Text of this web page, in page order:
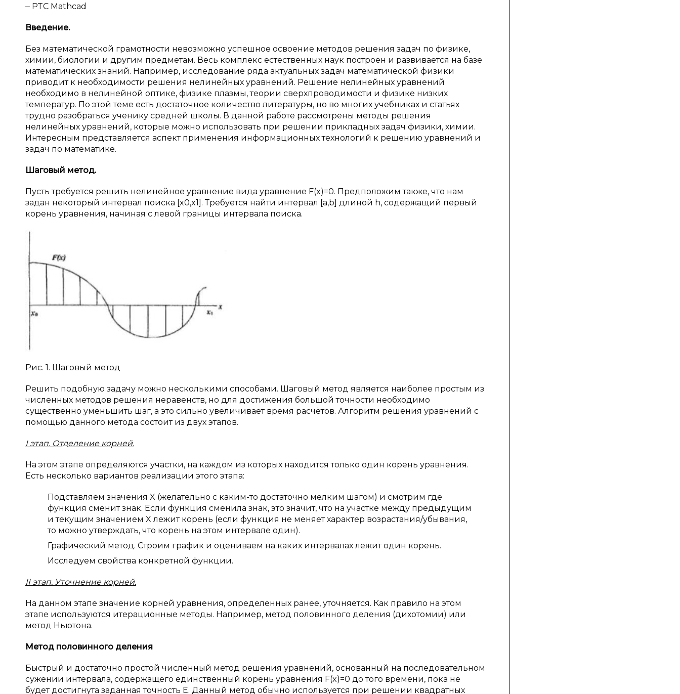
‒ PTC Mathcad
Введение.
Без математической грамотности невозможно успешное освоение методов решения задач по физике,
химии, биологии и другим предметам. Весь комплекс естественных наук построен и развивается на базе
математических знаний. Например, исследование ряда актуальных задач математической физики
приводит к необходимости решения нелинейных уравнений. Решение нелинейных уравнений
необходимо в нелинейной оптике, физике плазмы, теории сверхпроводимости и физике низких
температур. По этой теме есть достаточное количество литературы, но во многих учебниках и статьях
трудно разобраться ученику средней школы. В данной работе рассмотрены методы решения
нелинейных уравнений, которые можно использовать при решении прикладных задач физики, химии.
Интересным представляется аспект применения информационных технологий к решению уравнений и
задач по математике.
Шаговый метод.
Пусть требуется решить нелинейное уравнение вида уравнение F(x)=0. Предположим также, что нам
задан некоторый интервал поиска [x0,x1]. Требуется найти интервал [а,b] длиной h, содержащий первый
корень уравнения, начиная с левой границы интервала поиска.
Рис. 1. Шаговый метод
Решить подобную задачу можно несколькими способами. Шаговый метод является наиболее простым из
численных методов решения неравенств, но для достижения большой точности необходимо
существенно уменьшить шаг, а это сильно увеличивает время расчётов. Алгоритм решения уравнений с
помощью данного метода состоит из двух этапов.
Iэтап. Отделение корней.
На этом этапе определяются участки, на каждом из которых находится только один корень уравнения.
Есть несколько вариантов реализации этого этапа:
Подставляем значения X (желательно с каким-то достаточно мелким шагом) и смотрим где
функция сменит знак. Если функция сменила знак, это значит, что на участке между предыдущим
и текущим значением X лежит корень (если функция не меняет характер возрастания/убывания,
то можно утверждать, что корень на этом интервале один).
Графический метод. Строим график и оцениваем на каких интервалах лежит один корень.
Исследуем свойства конкретной функции.
IIэтап. Уточнение корней.
На данном этапе значение корней уравнения, определенных ранее, уточняется. Как правило на этом
этапе используются итерационные методы. Например, метод половинного деления (дихотомии) или
метод Ньютона.
Метод половинного деления
Быстрый и достаточно простой численный метод решения уравнений, основанный на последовательном
сужении интервала, содержащего единственный корень уравнения F(x)=0 до того времени, пока не
будет достигнута заданная точность Е. Данный метод обычно используется при решении квадратных